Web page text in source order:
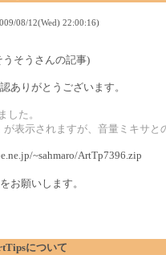
08/12(Wed) 22:00:16)
うそうさんの記事)
ありがとうございます。
した。
が表示されますが、音量ミキサ
~sahmaro/ArtTp7396.zip
お願いします。
について